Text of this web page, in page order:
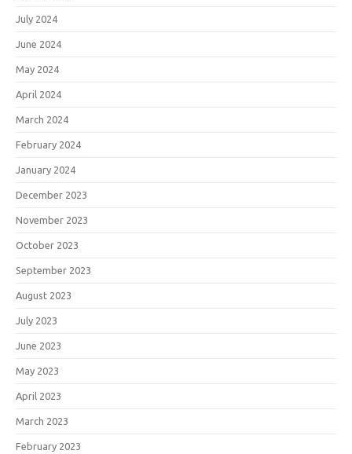
July 2024
June 2024
May 2024
April 2024
March 2024
February 2024
January 2024
December 2023
November 2023
October 2023
September 2023
August 2023
July 2023
June 2023
May 2023
April 2023
March 2023
February 2023